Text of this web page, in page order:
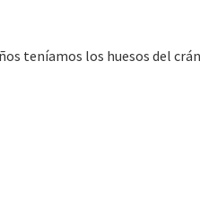
teníamos los huesos del